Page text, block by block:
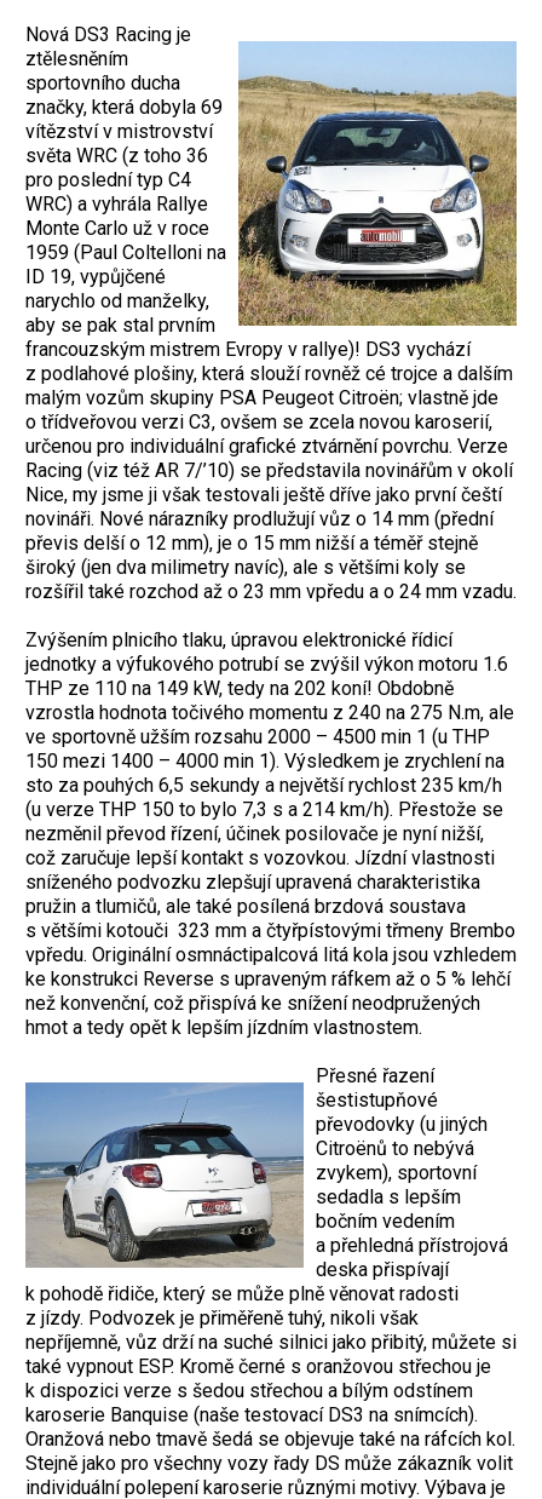
Nová DS3 Racing je
ztělesněním
sportovního ducha
značky, která dobyla 69
vítězství v mistrovství
světa WRC (z toho 36
pro poslední typ C4
WRC) a vyhrála Rallye
Monte Carlo už v roce
1959 (Paul Coltelloni na
ID 19, vypůjčené
narychlo od manželky,
aby se pak stal prvním
francouzským mistrem Evropy v rallye)! DS3 vychází
z podlahové plošiny, která slouží rovněž cé trojce a dalším
malým vozům skupiny PSA Peugeot Citroën; vlastně jde
o třídveřovou verzi C3, ovšem se zcela novou karoserií,
určenou pro individuální grafické ztvárnění povrchu. Verze
Racing (viz též AR 7/’10) se představila novinářům v okolí
Nice, my jsme ji však testovali ještě dříve jako první čeští
novináři. Nové nárazníky prodlužují vůz o 14 mm (přední
převis delší o 12 mm), je o 15 mm nižší a téměř stejně
široký (jen dva milimetry navíc), ale s většími koly se
rozšířil také rozchod až o 23 mm vpředu a o 24 mm vzadu.
Zvýšením plnicího tlaku, úpravou elektronické řídicí
jednotky a výfukového potrubí se zvýšil výkon motoru 1.6
THP ze 110 na 149 kW, tedy na 202 koní! Obdobně
vzrostla hodnota točivého momentu z 240 na 275 N.m, ale
ve sportovně užším rozsahu 2000 – 4500 min 1 (u THP
150 mezi 1400 – 4000 min 1). Výsledkem je zrychlení na
sto za pouhých 6,5 sekundy a největší rychlost 235 km/h
(u verze THP 150 to bylo 7,3 s a 214 km/h). Přestože se
nezměnil převod řízení, účinek posilovače je nyní nižší,
což zaručuje lepší kontakt s vozovkou. Jízdní vlastnosti
sníženého podvozku zlepšují upravená charakteristika
pružin a tlumičů, ale také posílená brzdová soustava
s většími kotouči 323 mm a čtyřpístovými třmeny Brembo
vpředu. Originální osmnáctipalcová litá kola jsou vzhledem
ke konstrukci Reverse s upraveným ráfkem až o 5 % lehčí
než konvenční, což přispívá ke snížení neodpružených
hmot a tedy opět k lepším jízdním vlastnostem.
Přesné řazení
šestistupňové
převodovky (u jiných
Citroënů to nebývá
zvykem), sportovní
sedadla s lepším
bočním vedením
a přehledná přístrojová
deska přispívají
k pohodě řidiče, který se může plně věnovat radosti
z jízdy. Podvozek je přiměřeně tuhý, nikoli však
nepříjemně, vůz drží na suché silnici jako přibitý, můžete si
také vypnout ESP. Kromě černé s oranžovou střechou je
k dispozici verze s šedou střechou a bílým odstínem
karoserie Banquise (naše testovací DS3 na snímcích).
Oranžová nebo tmavě šedá se objevuje také na ráfcích kol.
Stejně jako pro všechny vozy řady DS může zákazník volit
individuální polepení karoserie různými motivy. Výbava je